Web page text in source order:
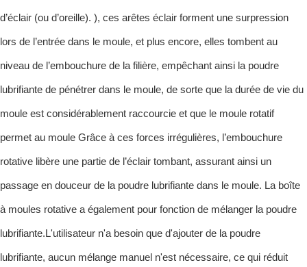
d’éclair (ou d’oreille). ), ces arêtes éclair forment une surpression
lors de l’entrée dans le moule, et plus encore, elles tombent au
niveau de l’embouchure de la filière, empêchant ainsi la poudre
lubrifiante de pénétrer dans le moule, de sorte que la durée de vie du
moule est considérablement raccourcie et que le moule rotatif
permet au moule Grâce à ces forces irrégulières, l’embouchure
rotative libère une partie de l’éclair tombant, assurant ainsi un
passage en douceur de la poudre lubrifiante dans le moule. La boîte
à moules rotative a également pour fonction de mélanger la poudre
lubrifiante.L'utilisateur n'a besoin que d'ajouter de la poudre
lubrifiante, aucun mélange manuel n'est nécessaire, ce qui réduit